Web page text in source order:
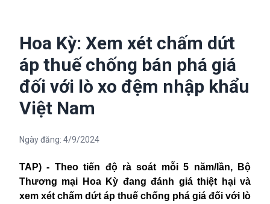
Hoa Kỳ: Xem xét chấm dứt
áp thuế chống bán phá giá
đối với lò xo đệm nhập khẩu
Việt Nam
Ngày đăng: 4/9/2024
TAP) - Theo tiến độ rà soát mỗi 5 năm/lần, Bộ
Thương mại Hoa Kỳ đang đánh giá thiệt hại và
xem xét chấm dứt áp thuế chống phá giá đối với lò